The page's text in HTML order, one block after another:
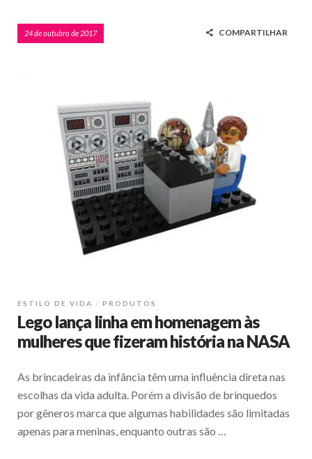
24 de outubro de 2017 COMPARTILHAR
ESTILO DE VIDA PRODUTOS
Lego lança linha em homenagem às
mulheres que fizeram história na NASA
As brincadeiras da infância têm uma influência direta nas
escolhas da vida adulta. Porém a divisão de brinquedos
por gêneros marca que algumas habilidades são limitadas
apenas para meninas, enquanto outras são …